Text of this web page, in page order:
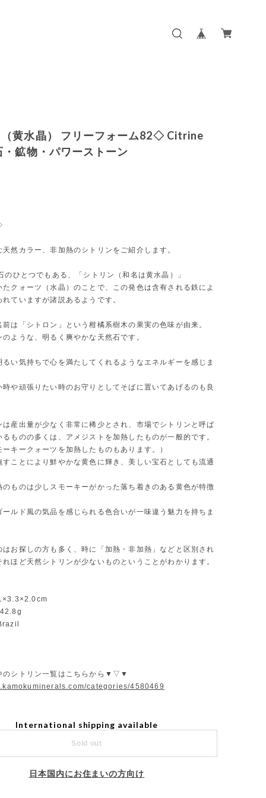
黄水晶） フリーフォーム82◇ Citrine
鉱物・パワーストーン
然カラー、非加熱のシトリンをご紹介します。
のひとつでもある、「シトリン（和名は黄水晶）」
たクォーツ（水晶）のことで、この発色は含有される鉄によ
ていますが諸説あるようです。
前は「シトロン」という柑橘系樹木の果実の色味が由来。
ような、明るく爽やかな天然石です。
るい気持ちで心を満たしてくれるようなエネルギーを感じま
時や頑張りたい時のお守りとしてそばに置いてあげるのも良
は産出量が少なく非常に稀少とされ、市場でシトリンと呼ば
るものの多くは、アメジストを加熱したものが一般的です。
キークォーツを加熱したものもあります。）
すことにより鮮やかな黄色に輝き、美しい宝石としても流通
のものは少しスモーキーがかった落ち着きのある黄色が特徴
ールド風の気品を感じられる色合いが一味違う魅力を持ちま
はお探しの方も多く、時に「加熱・非加熱」などと区別され
れほど天然シトリンが少ないものということがわかります。
シトリン一覧はこちらから▼▽▼
categories/4580469
International shipping available
Sold out
日本国内にお住まいの方向け